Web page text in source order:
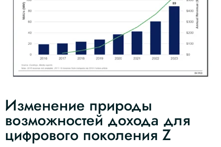
Изменение природы
возможностей дохода для
цифрового поколения Z